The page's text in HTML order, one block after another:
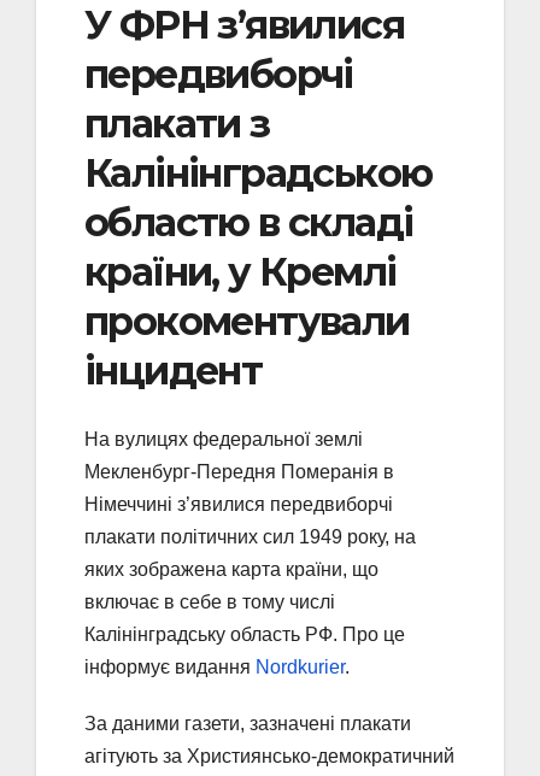
У ФРН з’явилися
передвиборчі
плакати з
Калінінградською
областю в складі
країни, у Кремлі
прокоментували
інцидент
На вулицях федеральної землі
Мекленбург-Передня Померанія в
Німеччині з’явилися передвиборчі
плакати політичних сил 1949 року, на
яких зображена карта країни, що
включає в себе в тому числі
Калінінградську область РФ. Про це
інформує видання Nordkurier.
За даними газети, зазначені плакати
агітують за Християнсько-демократичний